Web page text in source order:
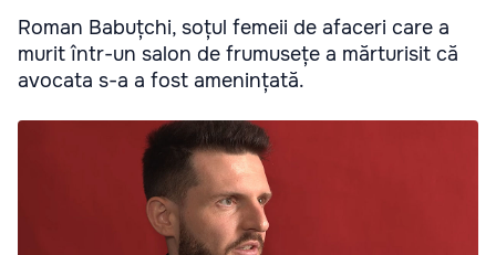
Roman Babuțchi, soțul femeii de afaceri care a
murit într-un salon de frumusețe a mărturisit că
avocata s-a a fost amenințată.